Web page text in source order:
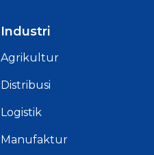
Industri
Agrikultur
Distribusi
Logistik
Manufaktur